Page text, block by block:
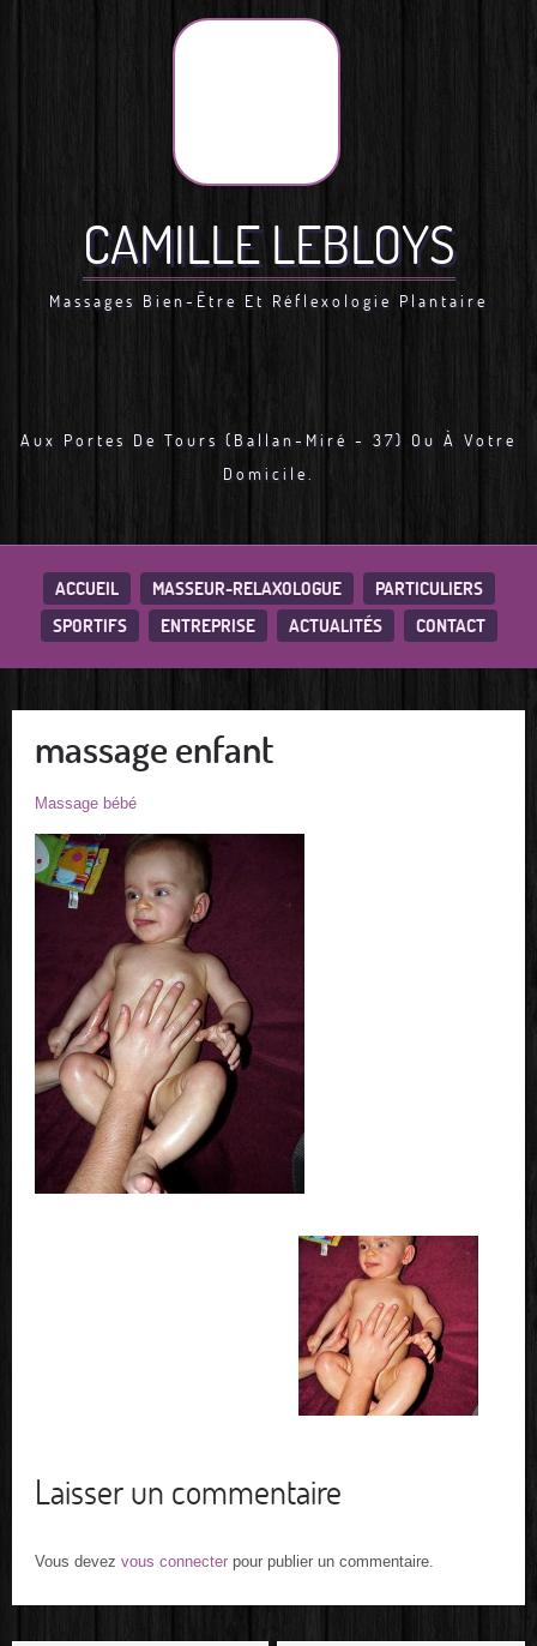
CAMILLE LEBLOYS
Massages Bien-Être Et Réflexologie Plantaire
Aux Portes De Tours (Ballan-Miré - 37) Ou À Votre
Domicile.
ACCUEIL MASSEUR-RELAXOLOGUE
PARTICULIERS
SPORTIFS
ENTREPRISE ACTUALITÉS CONTACT
massage enfant
Massage bébé
Laisser un commentaire
Vous devez vous connecter pour publier un commentaire.